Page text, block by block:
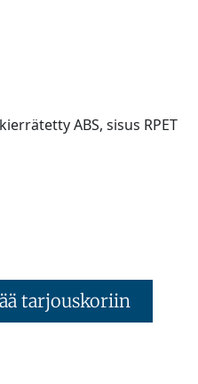
ABS, sisus RPET
tarjouskoriin